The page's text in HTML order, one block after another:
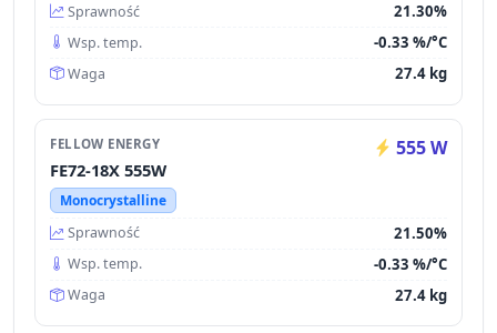
Sprawność
21.30%
Wsp. temp. -0.33 %/°C
Waga 27.4 kg
FELLOW ENERGY 555 W
FE72-18X 555W
Monocrystalline
Sprawność
21.50%
Wsp. temp. -0.33 %/°C
Waga 27.4 kg